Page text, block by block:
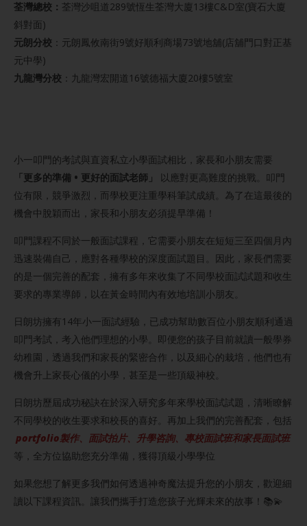
荃灣總校： 荃灣沙咀道289號恆生荃灣大廈13樓C&D室(寶石大廈
斜對面)
元朗分校 ：元朗鳳攸南街9號好順利商場73號地舖(店舖門口對正基
元中學)
九龍灣分校 ：九龍灣宏開道16號德福大廈20樓5號室
小一叩門的考試與直資私立小學面試相比，家長和小朋友需要
「更多的準備 • 更好的面試老師」 以應對更高難度的挑戰。叩門
位有限，競爭激烈，而學校更注重學科筆試成績。為了在這最後的
機會中脫穎而出，家長和小朋友必須提早準備！
叩門課程不同於一般面試課程，它需要小朋友在短短三至四個月內
迅速裝備自己，應對各種學校的深度面試題目。因此，家長們需要
的是一個完善的配套，擁有多年來收集了不同學校面試試題和收生
要求的專業導師，以在黃金時間內有效地培訓小朋友。
日朗坊擁有14年小一面試經驗，已成功幫助數百位小朋友順利通過
叩門考試，考入他們理想的小學。即便您的孩子目前就讀一般學券
幼稚園，透過我們和家長的緊密合作，以及細心的栽培，他們也有
機會升上家長心儀的小學，甚至是一些頂級神校。
日朗坊歷屆成功秘訣在於深入研究多年來學校面試試題，清晰瞭解
不同學校的收生要求和校長的喜好。再加上我們的完善配套，包括
portfolio製作、面試拍片、升學咨詢、專校面試班和家長面試班
等，全方位協助您充分準備，獲得頂級小學學位
如果您想了解更多我們如何透過神奇魔法提升您的小朋友，歡迎細
讀以下課程資訊。讓我們攜手打造您孩子光輝未來的故事！📚💫